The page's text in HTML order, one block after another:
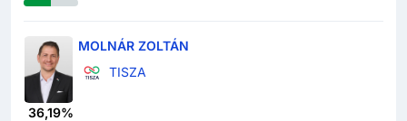
36,19%
MOLNÁR ZOLTÁN
TISZA